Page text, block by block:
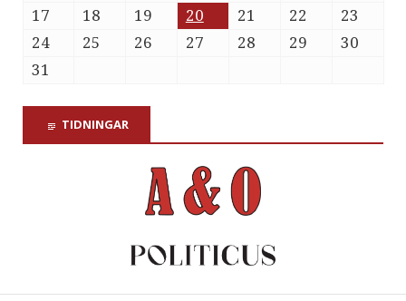
17
18 19 20 21 22
23
24
25 26 27 28 29
30
31
TIDNINGAR